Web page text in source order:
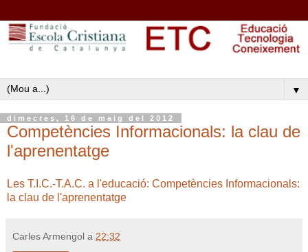
▼
dimecres, 16 de maig del 2012
Competències Informacionals: la clau de
l'aprenentatge
Les T.I.C.-T.A.C. a l'educació: Competències Informacionals:
la clau de l'aprenentatge
Carles Armengol a 22:32